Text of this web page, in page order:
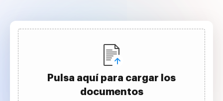
Pulsa aquí para cargar los
documentos